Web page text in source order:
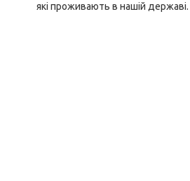
які проживають в нашій державі.